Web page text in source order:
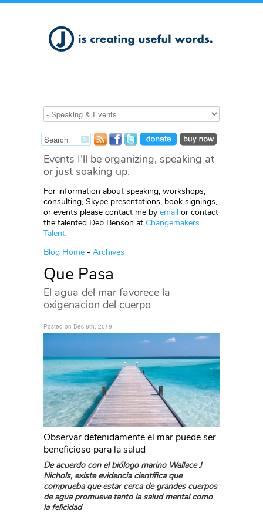
Events I'll be organizing, speaking at
or just soaking up.
For information about speaking, workshops,
consulting, Skype presentations, book signings,
or events please contact me by email or contact
the talented Deb Benson at Changemakers
Talent.
Blog Home - Archives
Que Pasa
El agua del mar favorece la
oxigenacion del cuerpo
Posted on Dec 6th, 2019
Observar detenidamente el mar puede ser
beneficioso para la salud
De acuerdo con el biólogo marino Wallace J
Nichols, existe evidencia científica que
comprueba que estar cerca de grandes cuerpos
de agua promueve tanto la salud mental como
la felicidad